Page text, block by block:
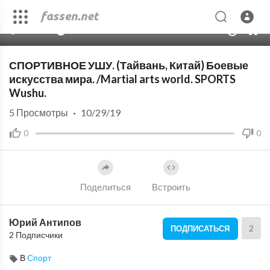
СПОРТИВНОЕ УШУ. (Тайвань, Китай) Боевые
искусства мира. /Martial arts world. SPORTS
Wushu.
0 0
5 Просмотры · 10/29/19
Поделиться Встроить
Юрий Антипов
2 Подписчики
ПОДПИСАТЬСЯ 2
ВСпорт